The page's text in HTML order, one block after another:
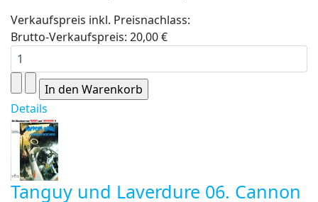
Verkaufspreis inkl. Preisnachlass:
Brutto-Verkaufspreis: 20,00 €
Details
Tanguy und Laverdure 06. Cannon